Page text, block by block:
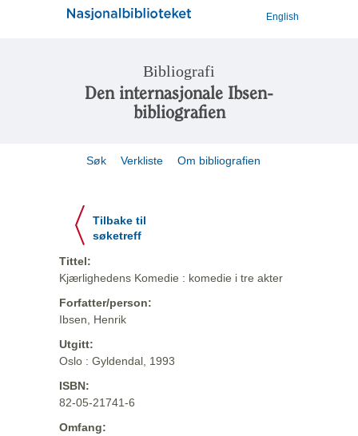
English
Bibliografi
Den internasjonale Ibsen-
bibliografien
Søk Verkliste Om bibliografien
Tilbake til
søketreff
Tittel:
Kjærlighedens Komedie : komedie i tre akter
Forfatter/person:
Ibsen, Henrik
Utgitt:
Oslo : Gyldendal, 1993
ISBN:
82-05-21741-6
Omfang: